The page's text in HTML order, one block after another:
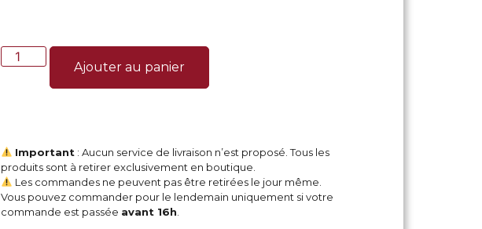
Ajouter au panier
Important : Aucun service de livraison n’est proposé. Tous les
produits sont à retirer exclusivement en boutique.
Les commandes ne peuvent pas être retirées le jour même.
Vous pouvez commander pour le lendemain uniquement si votre
commande est passée avant 16h